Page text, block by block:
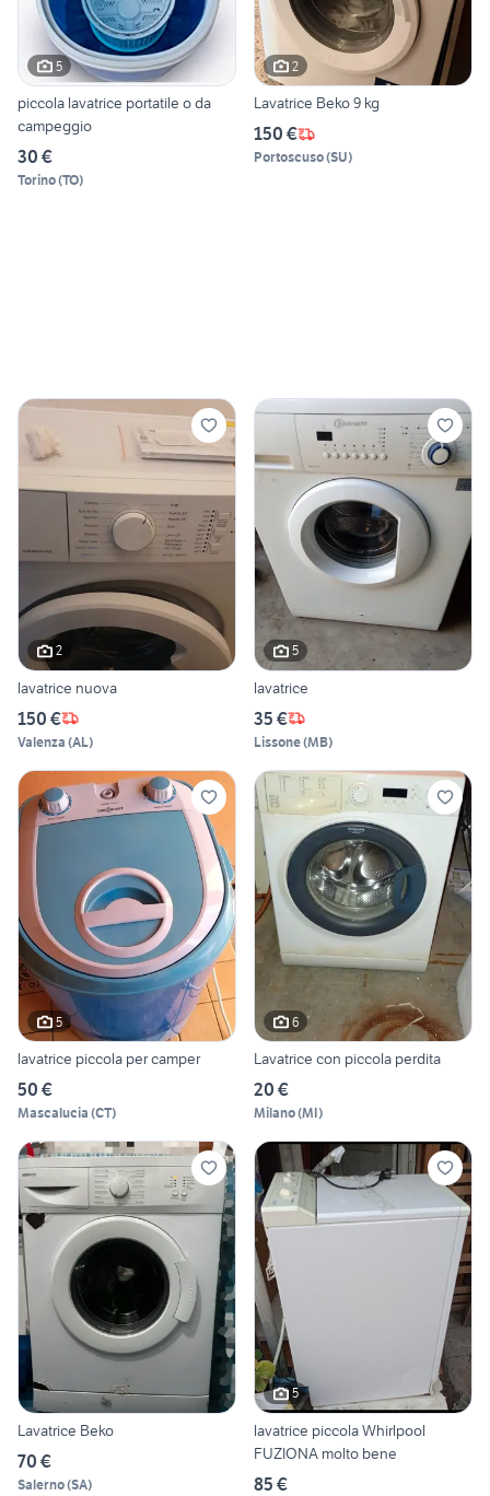
5
piccola lavatrice portatile o da
campeggio
30 €
Torino(TO)
2
Lavatrice Beko 9 kg
150 €
Portoscuso(SU)
2
lavatrice nuova
150 €
Valenza (AL)
5
lavatrice
35 €
Lissone(MB)
5
lavatrice piccola per camper
50 €
Mascalucia (CT)
6
Lavatrice con piccola perdita
20 €
Milano(MI)
Lavatrice Beko
70 €
Salerno(SA)
5
lavatrice piccola Whirlpool
FUZIONA molto bene
85 €